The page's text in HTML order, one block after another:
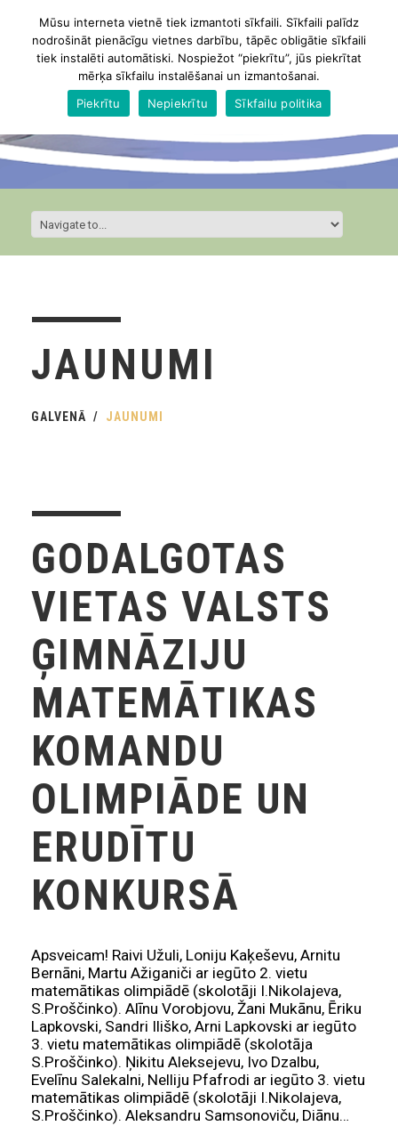
JAUNUMI
GALVENĀ JAUNUMI
GODALGOTAS
VIETAS VALSTS
ĢIMNĀZIJU
MATEMĀTIKAS
KOMANDU
OLIMPIĀDE UN
ERUDĪTU
KONKURSĀ
Apsveicam! Raivi Užuli, Loniju Kaķeševu, Arnitu
Bernāni, Martu Ažiganiči ar iegūto 2. vietu
matemātikas olimpiādē (skolotāji I.Nikolajeva,
S.Proščinko). Alīnu Vorobjovu, Žani Mukānu, Ēriku
Lapkovski, Sandri Iliško, Arni Lapkovski ar iegūto
3. vietu matemātikas olimpiādē (skolotāja
S.Proščinko). Ņikitu Aleksejevu, Ivo Dzalbu,
Evelīnu Salekalni, Nelliju Pfafrodi ar iegūto 3. vietu
matemātikas olimpiādē (skolotāji I.Nikolajeva,
S.Proščinko). Aleksandru Samsonoviču, Diānu…
Mūsu interneta vietnē tiek izmantoti sīkfaili. Sīkfaili palīdz
nodrošināt pienācīgu vietnes darbību, tāpēc obligātie sīkfaili
tiek instalēti automātiski. Nospiežot “piekrītu”, jūs piekrītat
mērķa sīkfailu instalēšanai un izmantošanai.
Piekrītu
Nepiekrītu Sīkfailu politika